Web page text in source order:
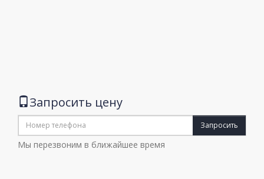
Запросить цену
Запросить
Мы перезвоним в ближайшее время